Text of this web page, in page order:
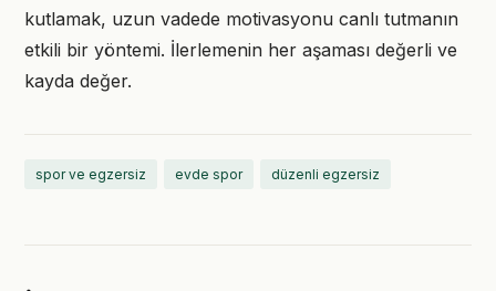
kutlamak, uzun vadede motivasyonu canlı tutmanın
etkili bir yöntemi. İlerlemenin her aşaması değerli ve
kayda değer.
spor ve egzersiz evde spor düzenli egzersiz